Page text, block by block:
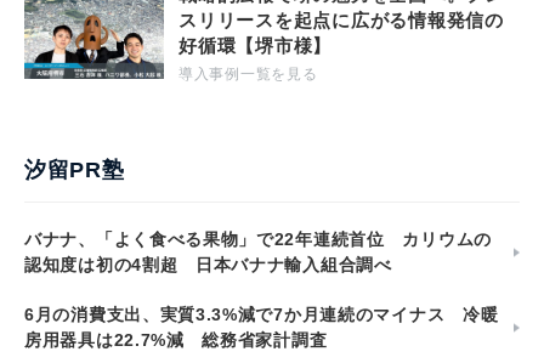
スリリースを起点に広がる情報発信の
好循環【堺市様】
導入事例一覧を見る
汐留PR塾
バナナ、「よく食べる果物」で22年連続首位 カリウムの
認知度は初の4割超 日本バナナ輸入組合調べ
6月の消費支出、実質3.3%減で7か月連続のマイナス 冷暖
房用器具は22.7%減 総務省家計調査